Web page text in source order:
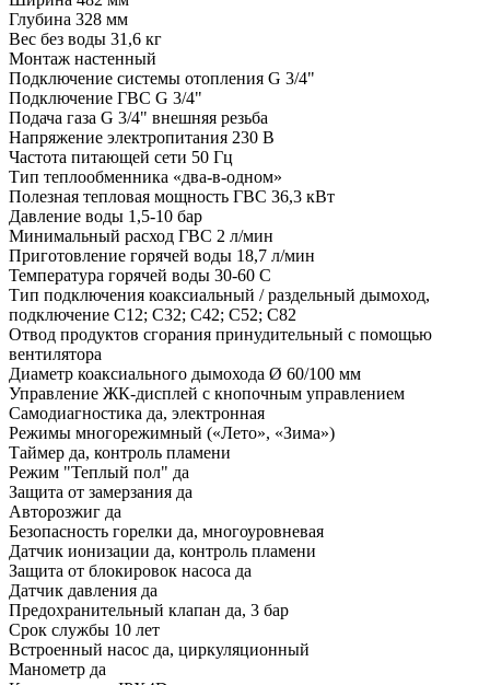
Глубина 328 мм
Вес без воды 31,6 кг
Монтаж настенный
Подключение системы отопления G 3/4"
Подключение ГВС G 3/4"
Подача газа G 3/4" внешняя резьба
Напряжение электропитания 230 В
Частота питающей сети 50 Гц
Тип теплообменника «два-в-одном»
Полезная тепловая мощность ГВС 36,3 кВт
Давление воды 1,5-10 бар
Минимальный расход ГВС 2 л/мин
Приготовление горячей воды 18,7 л/мин
Температура горячей воды 30-60 С
Тип подключения коаксиальный / раздельный дымоход,
подключение C12; C32; C42; C52; C82
Отвод продуктов сгорания принудительный с помощью
вентилятора
Диаметр коаксиального дымохода Ø 60/100 мм
Управление ЖК-дисплей с кнопочным управлением
Самодиагностика да, электронная
Режимы многорежимный («Лето», «Зима»)
Таймер да, контроль пламени
Режим "Теплый пол" да
Защита от замерзания да
Авторозжиг да
Безопасность горелки да, многоуровневая
Датчик ионизации да, контроль пламени
Защита от блокировок насоса да
Датчик давления да
Предохранительный клапан да, 3 бар
Срок службы 10 лет
Встроенный насос да, циркуляционный
Манометр да